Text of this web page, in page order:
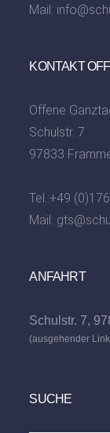
Mail:
KONTAKT
Offene
Schulstr. 7
97833
Tel.:+49
Mail:
ANFAHRT
Schulstr. 7,
(ausgehender
SUCHE